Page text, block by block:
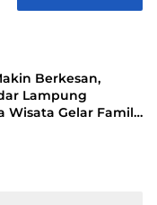
Berkesan,
Lampung
Wisata Gelar Family